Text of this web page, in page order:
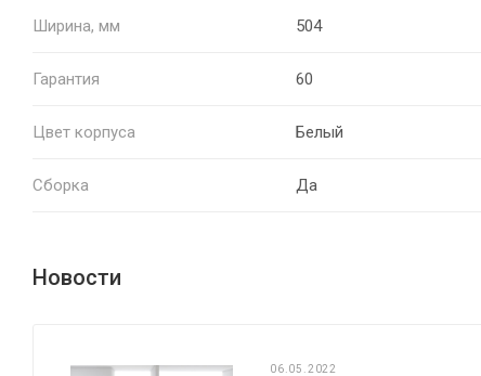
Ширина, мм 504
Гарантия 60
Цвет корпуса Белый
Сборка Да
Новости
06.05.2022